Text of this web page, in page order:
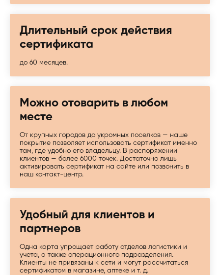
Длительный срок действия
сертификата
до 60 месяцев.
Можно отоварить в любом
месте
От крупных городов до укромных поселков — наше
покрытие позволяет использовать сертификат именно
там, где удобно его владельцу. В распоряжении
клиентов — более 6000 точек. Достаточно лишь
активировать сертификат на сайте или позвонить в
наш контакт-центр.
Удобный для клиентов и
партнеров
Одна карта упрощает работу отделов логистики и
учета, а также операционного подразделения.
Клиенты не привязаны к сети и могут рассчитаться
сертификатом в магазине, аптеке и т. д.